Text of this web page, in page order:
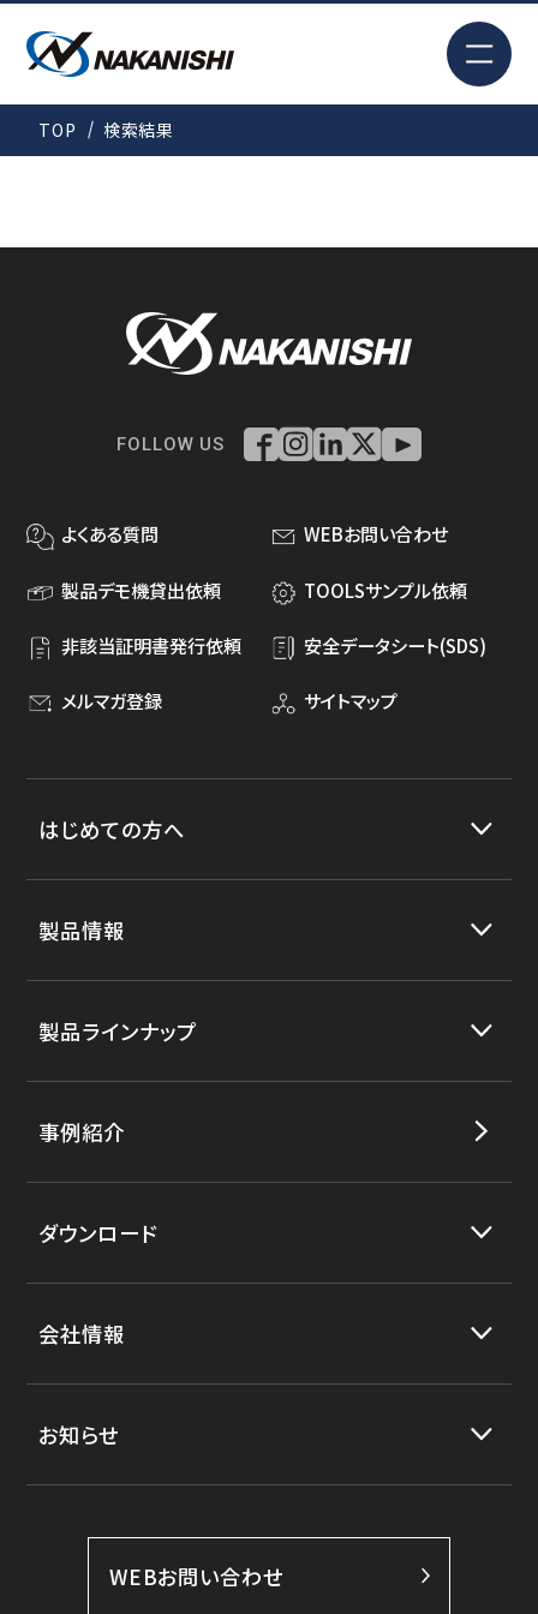
はじめての方へ
製品情報
事例紹介
お客様サポート
会社情報
TOP 検索結果
FOLLOW US
よくある質問 WEBお問い合わせ
製品デモ機貸出依頼 TOOLSサンプル依頼
非該当証明書発行依頼 安全データシート(SDS)
メルマガ登録 サイトマップ
はじめての方へ
製品情報
製品ラインナップ
事例紹介
ダウンロード
会社情報
お知らせ
WEBお問い合わせ